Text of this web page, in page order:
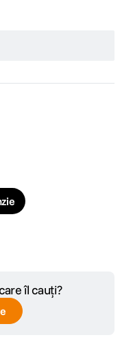
îl cauți?